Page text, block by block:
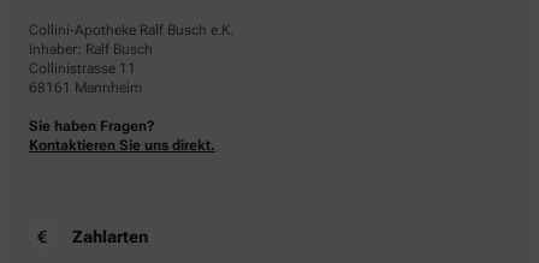
Collini-Apotheke Ralf Busch e.K.
Inhaber: Ralf Busch
Collinistrasse 11
68161 Mannheim
Sie haben Fragen?
Kontaktieren Sie uns direkt.
Zahlarten